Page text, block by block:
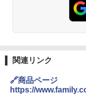
関連リンク
🔗商品ページ
https://